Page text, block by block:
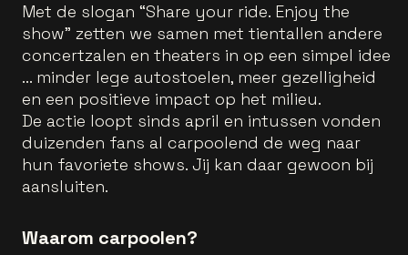
Met de slogan “Share your ride. Enjoy the
show” zetten we samen met tientallen andere
concertzalen en theaters in op een simpel idee
... minder lege autostoelen, meer gezelligheid
en een positieve impact op het milieu.
De actie loopt sinds april en intussen vonden
duizenden fans al carpoolend de weg naar
hun favoriete shows. Jij kan daar gewoon bij
aansluiten.
Waarom carpoolen?